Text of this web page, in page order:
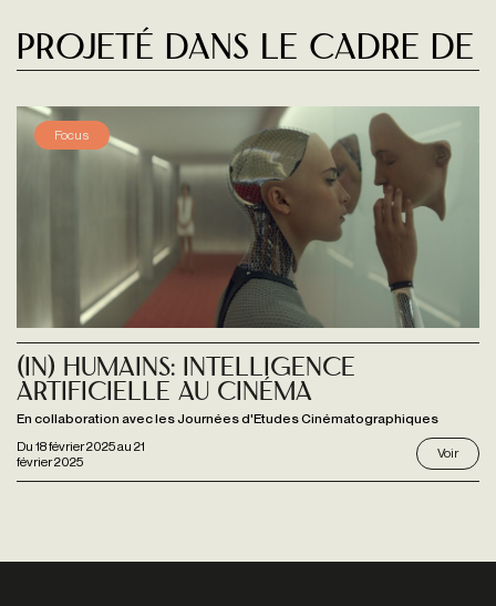
Projeté dans le cadre de
Focus
Du 18 février 2025au 21
février 2025
(In) Humains: Intelligence
artificielle au cinéma
En collaboration avec les Journées d'Etudes Cinématographiques
Voir